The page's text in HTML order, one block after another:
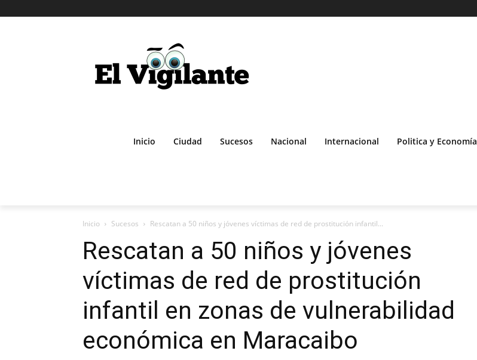
Inicio Ciudad Sucesos Nacional Internacional Politica y Economía
Inicio Sucesos Rescatan a 50 niños y jóvenes víctimas de red de prostitución infantil...
Rescatan a 50 niños y jóvenes
víctimas de red de prostitución
infantil en zonas de vulnerabilidad
económica en Maracaibo